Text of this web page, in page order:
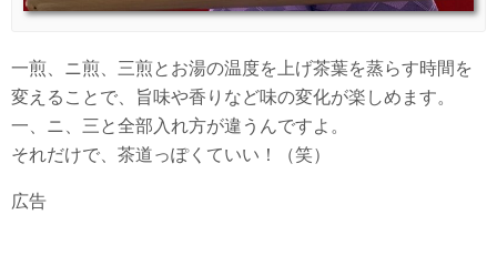
一煎、ニ煎、三煎とお湯の温度を上げ茶葉を蒸らす時間を
変えることで、旨味や香りなど味の変化が楽しめます。
一、ニ、三と全部入れ方が違うんですよ。
それだけで、茶道っぽくていい！（笑）
広告